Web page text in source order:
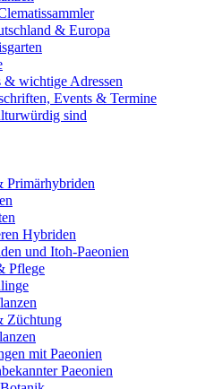
& Europa
wichtige Adressen
Events & Termine
sind
Hybriden
und Itoh-Paeonien
Pflege
Züchtung
mit Paeonien
Paeonien